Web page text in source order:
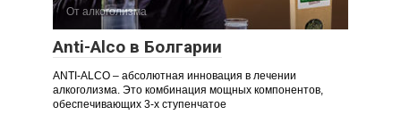
От алкоголизма
Anti-Alco в Болгарии
ANTI-ALCO – абсолютная инновация в лечении
алкоголизма. Это комбинация мощных компонентов,
обеспечивающих 3-х ступенчатое